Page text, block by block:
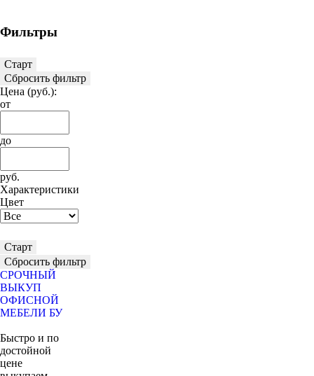
Фильтры
Старт
Сбросить фильтр
Цена (руб.):
от
до
руб.
Характеристики
Цвет
Старт
Сбросить фильтр
СРОЧНЫЙ
ВЫКУП
ОФИСНОЙ
МЕБЕЛИ БУ
Быстро и по
достойной
цене